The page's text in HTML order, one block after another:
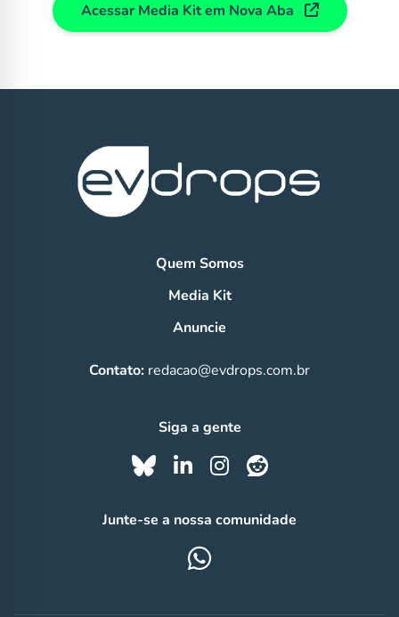
Acessar Media Kit em Nova Aba
Quem Somos
Media Kit
Anuncie
Contato: redacao@evdrops.com.br
Siga a gente
Junte-se a nossa comunidade